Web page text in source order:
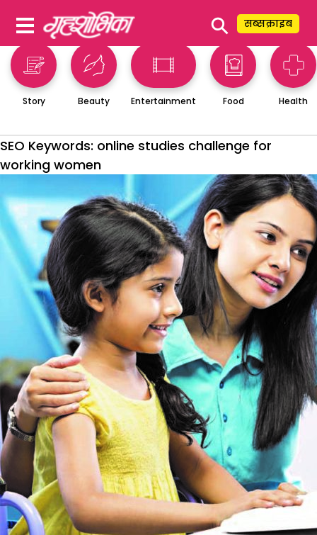
⚲ सब्सक्राइब
Story Beauty Entertainment Food Health
SEO Keywords: online studies challenge for
working women